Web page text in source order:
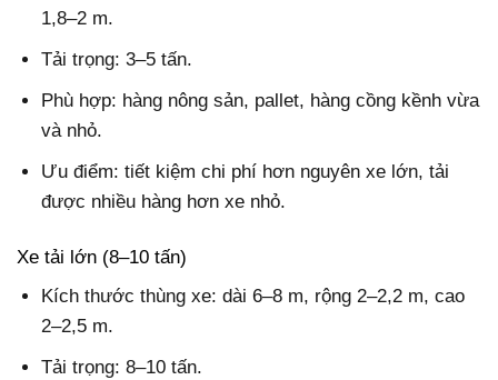
1,8–2 m.
Tải trọng: 3–5 tấn.
Phù hợp: hàng nông sản, pallet, hàng cồng kềnh vừa
và nhỏ.
Ưu điểm: tiết kiệm chi phí hơn nguyên xe lớn, tải
được nhiều hàng hơn xe nhỏ.
Xe tải lớn (8–10 tấn)
Kích thước thùng xe: dài 6–8 m, rộng 2–2,2 m, cao
2–2,5 m.
Tải trọng: 8–10 tấn.